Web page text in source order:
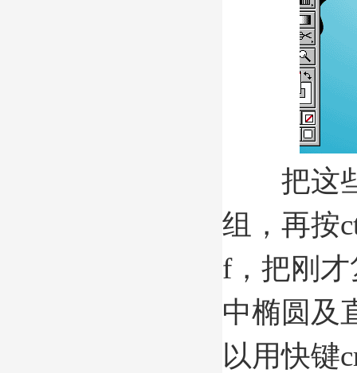
把这些
组，再按
f，把刚
中椭圆及
以用快键